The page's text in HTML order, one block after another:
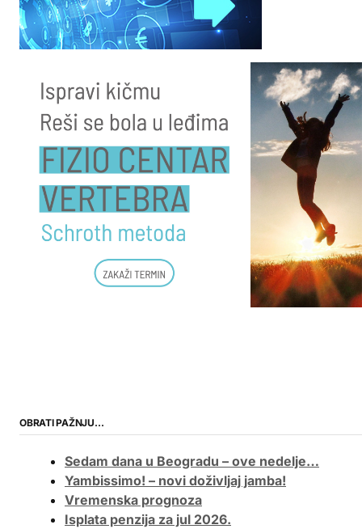
OBRATI PAŽNJU…
Sedam dana u Beogradu – ove nedelje…
Yambissimo! – novi doživljaj jamba!
Vremenska prognoza
Isplata penzija za jul 2026.